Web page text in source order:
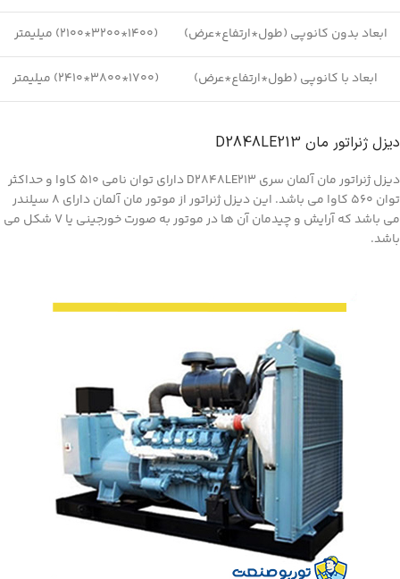
ابعاد بدون کانوپی (طول*ارتفاع*عرض) (1400*3200*2100) میلیمتر
ابعاد با کانوپی (طول*ارتفاع*عرض) (1700*3800*2410) میلیمتر
دیزل ژنراتور مان D2848LE213
دیزل ژنراتور مان آلمان سری D2848LE213 دارای توان نامی 510 کاوا و حداکثر
توان 560 کاوا می باشد. این دیزل ژنراتور از موتور مان آلمان دارای 8 سیلندر
می باشد که آرایش و چیدمان آن ها در موتور به صورت خورجینی یا V شکل می
باشد.